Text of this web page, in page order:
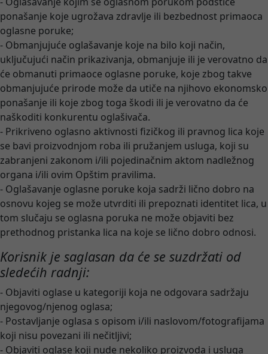
ponašanje koje ugrožava zdravlje ili bezbednost primaoca
oglasne poruke;
- Obmanjujuće oglašavanje koje na bilo koji način,
uključujući način prikazivanja, obmanjuje ili je verovatno da
će obmanuti primaoce oglasne poruke, koje zbog takve
obmanjujuće prirode može da utiče na njihovo ekonomsko
ponašanje ili koje zbog toga škodi ili je verovatno da će
naškoditi konkurentu oglašivača.
- Prikriveno oglasno aktivnosti fizičkog ili pravnog lica koje
se bavi proizvodnjom roba ili pružanjem usluga, koji su
zabranjeni zakonom i/ili pojedinačnim aktom nadležnog
organa i/ili ovim Opštim pravilima.
- Oglašavanje oglasne poruke koja sadrži lično dobro na
osnovu kojeg se može utvrditi ili prepoznati identitet lica, u
tom slučaju se oglasna poruka ne može objaviti bez
prethodnog pristanka lica na koje se lično dobro odnosi.
Korisnik je saglasan da će se suzdržati od
sledećih radnji:
- Objaviti oglase u kategoriji koja ne odgovara sadržaju
njegovog/njenog oglasa;
- Postavljanje oglasa s opisom i/ili naslovom/fotografijama
koji nisu povezani ili nečitljivi;
- Objaviti oglase koji nude nekoliko proizvoda i usluga